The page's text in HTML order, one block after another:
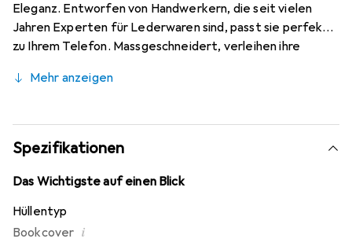
Eleganz. Entworfen von Handwerkern, die seit vielen
Jahren Experten für Lederwaren sind, passt sie perfekt
zu Ihrem Telefon. Massgeschneidert, verleihen ihre
schicken und unverzichtbaren Accessoire für Ihr
hochwertigen Produkte ist die Marke Noreve eine sichere
Wahl für eine anspruchsvolle Kundschaft.
Mehr anzeigen
Spezifikationen
Das Wichtigste auf einen Blick
Hüllentyp
Bookcover i